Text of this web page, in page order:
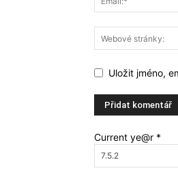
Uložit jméno,
Current ye@r *